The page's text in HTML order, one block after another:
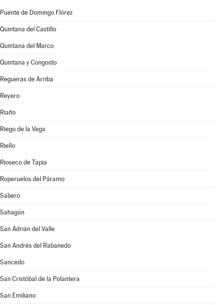
Puente de Domingo Flórez
Quintana del Castillo
Quintana del Marco
Quintana y Congosto
Regueras de Arriba
Reyero
Riaño
Riego de la Vega
Riello
Rioseco de Tapia
Roperuelos del Páramo
Sabero
Sahagún
San Adrián del Valle
San Andrés del Rabanedo
Sancedo
San Cristóbal de la Polantera
San Emiliano